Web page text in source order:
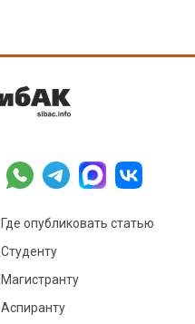
Где опубликовать статью
Студенту
Магистранту
Аспиранту